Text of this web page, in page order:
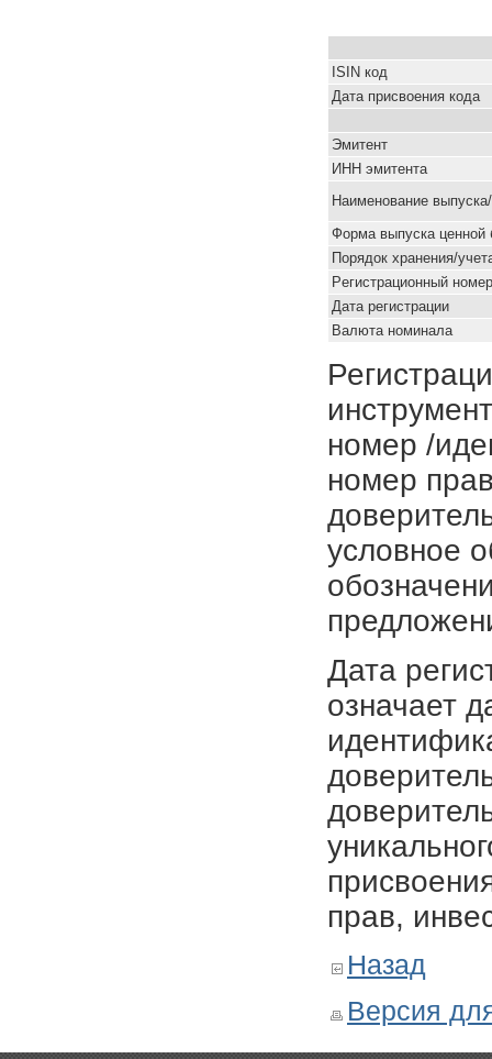
ISIN код
Дата присвоения кода
Эмитент
ИНН эмитента
Наименование
Форма выпуска ценной
Порядок хранения/
Pегистрационный номер
Дата регистрации
Валюта номинала
номер /
номер
условное
Дата
означает
прав,
Назад
Версия